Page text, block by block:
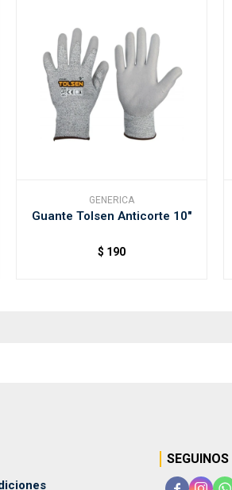
GENERICA
Guante Tolsen Anticorte 10"
$ 190
SEGUINOS